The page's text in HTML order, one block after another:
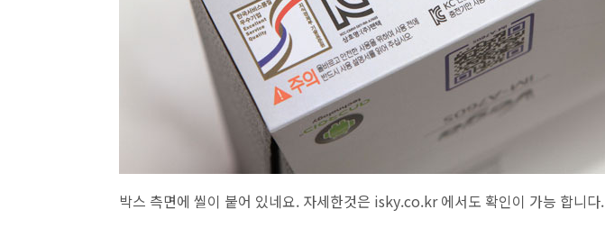
박스 측면에 씰이 붙어 있네요. 자세한것은 isky.co.kr 에서도 확인이 가능 합니다.